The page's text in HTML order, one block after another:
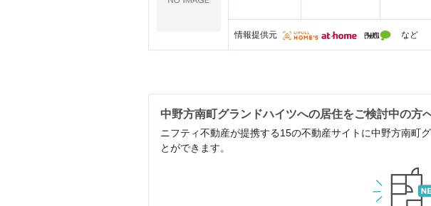
情報提供元 など
中野方南町グランドハイツへの居住をご検討中の方
ニフティ不動産が提携する15の不動産サイトに中野方南町
とができます。